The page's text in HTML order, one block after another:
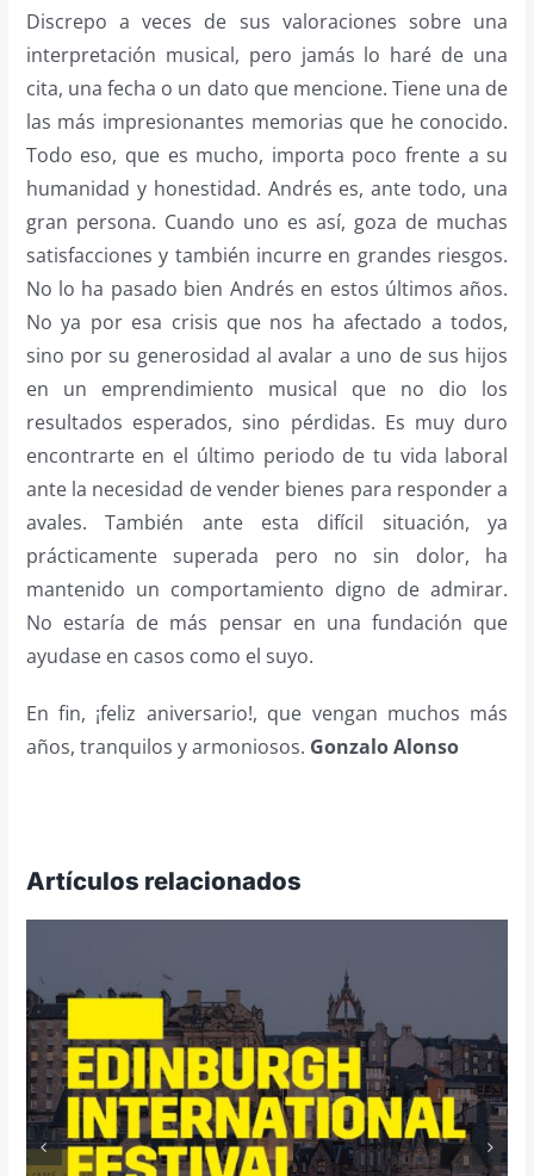
Discrepo a veces de sus valoraciones sobre una
interpretación musical, pero jamás lo haré de una
cita, una fecha o un dato que mencione. Tiene una de
las más impresionantes memorias que he conocido.
Todo eso, que es mucho, importa poco frente a su
humanidad y honestidad. Andrés es, ante todo, una
gran persona. Cuando uno es así, goza de muchas
satisfacciones y también incurre en grandes riesgos.
No lo ha pasado bien Andrés en estos últimos años.
No ya por esa crisis que nos ha afectado a todos,
sino por su generosidad al avalar a uno de sus hijos
en un emprendimiento musical que no dio los
resultados esperados, sino pérdidas. Es muy duro
encontrarte en el último periodo de tu vida laboral
ante la necesidad de vender bienes para responder a
avales. También ante esta difícil situación, ya
prácticamente superada pero no sin dolor, ha
mantenido un comportamiento digno de admirar.
No estaría de más pensar en una fundación que
ayudase en casos como el suyo.
En fin, ¡feliz aniversario!, que vengan muchos más
años, tranquilos y armoniosos. Gonzalo Alonso
Artículos relacionados